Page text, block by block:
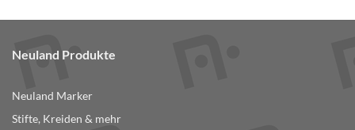
mehrere
auf.
auf
Neuland Produkte
Neuland Marker
Stifte, Kreiden & mehr